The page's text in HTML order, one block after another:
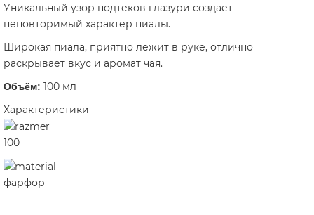
Уникальный узор подтёков глазури создаёт
неповторимый характер пиалы.
Широкая пиала, приятно лежит в руке, отлично
раскрывает вкус и аромат чая.
Объём: 100 мл
Характеристики
100
фарфор